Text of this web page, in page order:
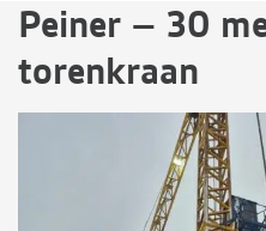
Peiner – 30
torenkraan